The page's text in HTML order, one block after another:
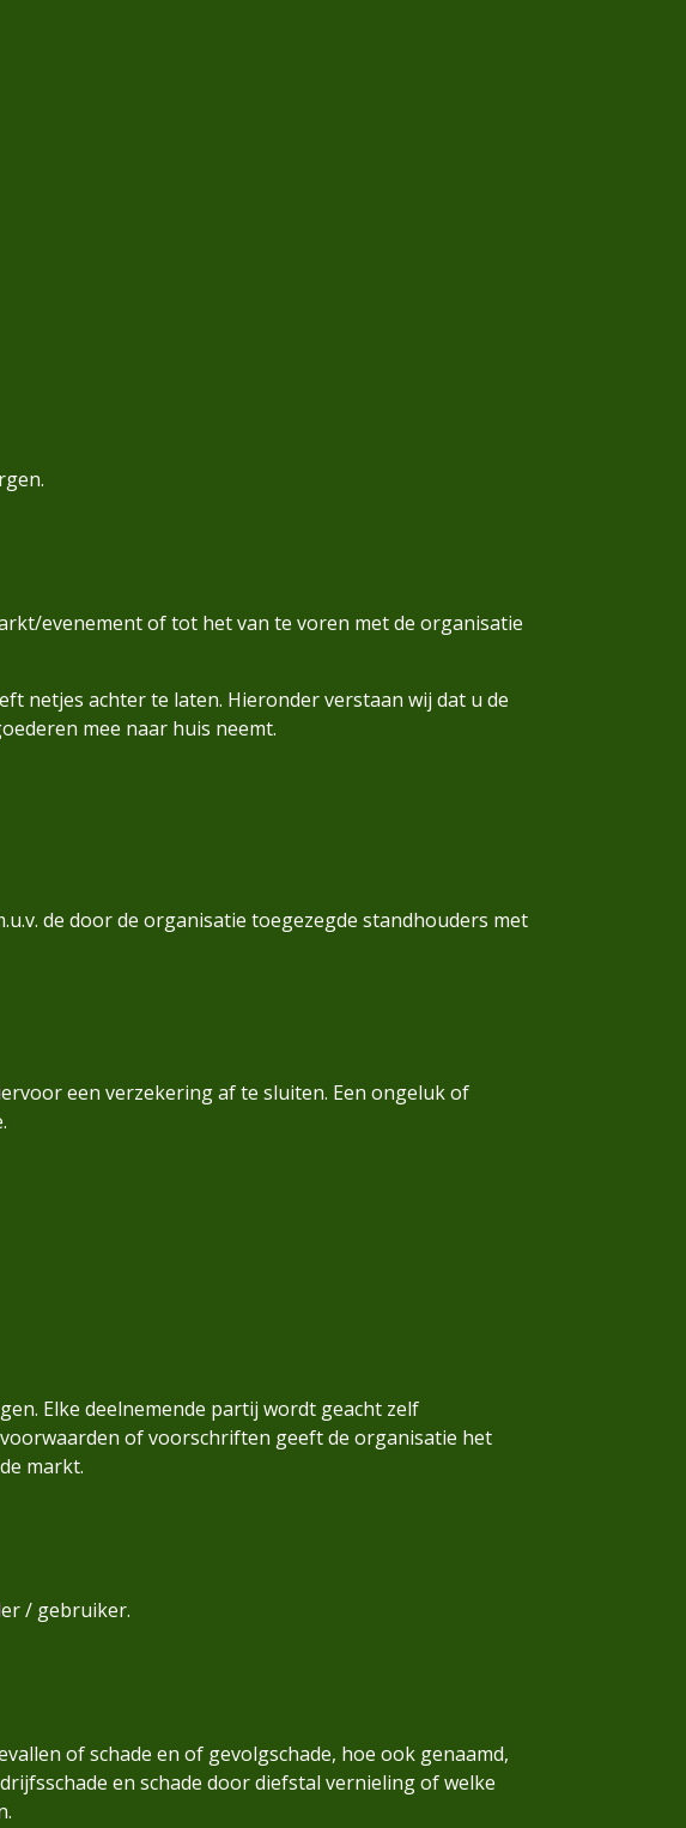
evenement of tot het van te voren met de organisatie
netjes achter te laten. Hieronder verstaan wij dat u de
mee naar huis neemt.
de door de organisatie toegezegde standhouders met
een verzekering af te sluiten. Een ongeluk of
Elke deelnemende partij wordt geacht zelf
of voorschriften geeft de organisatie het
markt.
/ gebruiker.
of schade en of gevolgschade, hoe ook genaamd,
en schade door diefstal vernieling of welke